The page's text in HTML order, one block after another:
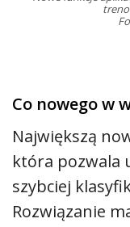
Co nowego w
Największą
która pozwala
szybciej
Rozwiązanie